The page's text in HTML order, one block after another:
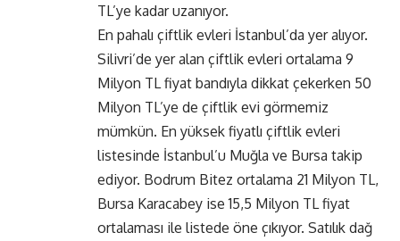
TL’ye kadar uzanıyor.
En pahalı çiftlik evleri İstanbul’da yer alıyor.
Silivri’de yer alan çiftlik evleri ortalama 9
Milyon TL fiyat bandıyla dikkat çekerken 50
Milyon TL’ye de çiftlik evi görmemiz
mümkün. En yüksek fiyatlı çiftlik evleri
listesinde İstanbul’u Muğla ve Bursa takip
ediyor. Bodrum Bitez ortalama 21 Milyon TL,
Bursa Karacabey ise 15,5 Milyon TL fiyat
ortalaması ile listede öne çıkıyor. Satılık dağ